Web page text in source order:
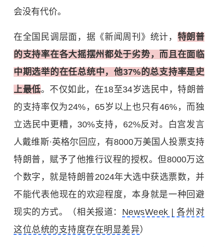
会没有代价。
在全国民调层面，据《新闻周刊》统计， 特朗普
的支持率在各大摇摆州都处于劣势，而且在面临
中期选举的在任总统中，他37%的总支持率是史
上最低。不仅如此，在18至34岁选民中，特朗普
的支持率仅为24%，65岁以上也只有46%，而独
立选民中更糟，30%支持，62%反对。白宫发言
人戴维斯·英格尔回应，有8000万美国人投票支持
特朗普，赋予了他推行议程的授权。但8000万这
个数字，就是特朗普2024年大选中获选票数，并
不能代表他现在的欢迎程度，本身就是一种回避
现实的方式。（相关报道： NewsWeek | 各州对
这位总统的支持度存在明显差异）